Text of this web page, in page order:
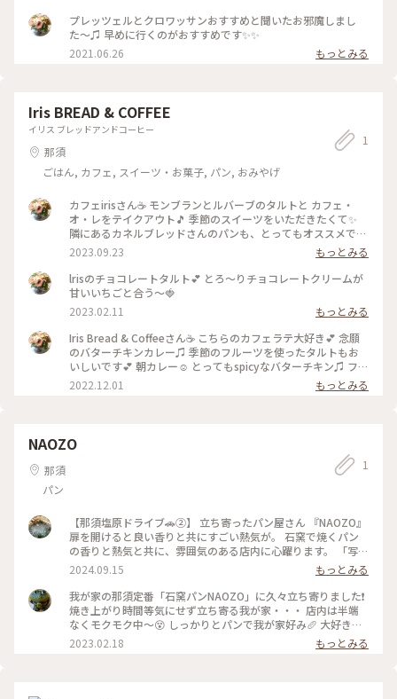
プレッツェルとクロワッサンおすすめと聞いたお邪魔しまし
た〜♫ 早めに行くのがおすすめです✨✨
2021.06.26
もっとみる
Iris BREAD & COFFEE
イリス ブレッドアンドコーヒー
那須
ごはん, カフェ, スイーツ・お菓子, パン, おみやげ
1
カフェirisさん☕️ モンブランとルバーブのタルトと カフェ・
オ・レをテイクアウト🎵 季節のスイーツをいただきたくて✨
隣にあるカネルブレッドさんのパンも、とってもオススメです
💕
2023.09.23
もっとみる
lrisのチョコレートタルト💕 とろ〜りチョコレートクリームが
甘いいちごと合う〜🍓
2023.02.11
もっとみる
Iris Bread & Coffeeさん☕️ こちらのカフェラテ大好き💕 念願
のバターチキンカレー♫ 季節のフルーツを使ったタルトもお
いしいです💕 朝カレー☺️ とってもspicyなバターチキン♫ フォ
カッチャで作られてるグラチネも、もちもちでおススメ🥪
2022.12.01 もっとみる
NAOZO
那須
パン
1
【那須塩原ドライブ🚗②】 立ち寄ったパン屋さん 『NAOZO』
扉を開けると良い香りと共にすごい熱気が。 石窯で焼くパン
の香りと熱気と共に、雰囲気のある店内に心躍ります。 「写真
撮って良いですか？」 の質問にも快くOKしていただけまし
た。 もう17:00近かったのもあってか少ししかありませんでし
たが、あるものはみんなチョイス笑 レジカウンターにあった
ルバーブのバターケーキがめちゃめちゃ美味しそうで…！ これ
だけイートインさせていただきました。 ふらりと立ち寄った
このお店は人気店みたいでしたよ。 2024/09/14 #ことりっぷ
旅2024 #那須塩原 #パン #バターケーキ #ドライブ #日帰りド
2024.09.15
もっとみる
我が家の那須定番「石窯パンNAOZO」に久々立ち寄りました❗️
焼き上がり時間等気にせず立ち寄る我が家・・・ 店内は半端
なくモクモク中～😵 しっかりとパンで我が家好み🥖 大好きな
パン屋さんの1つです🤗 #那須 パン #Myことりっぷ #石窯パン
#NAOZO
2023.02.18 もっとみる